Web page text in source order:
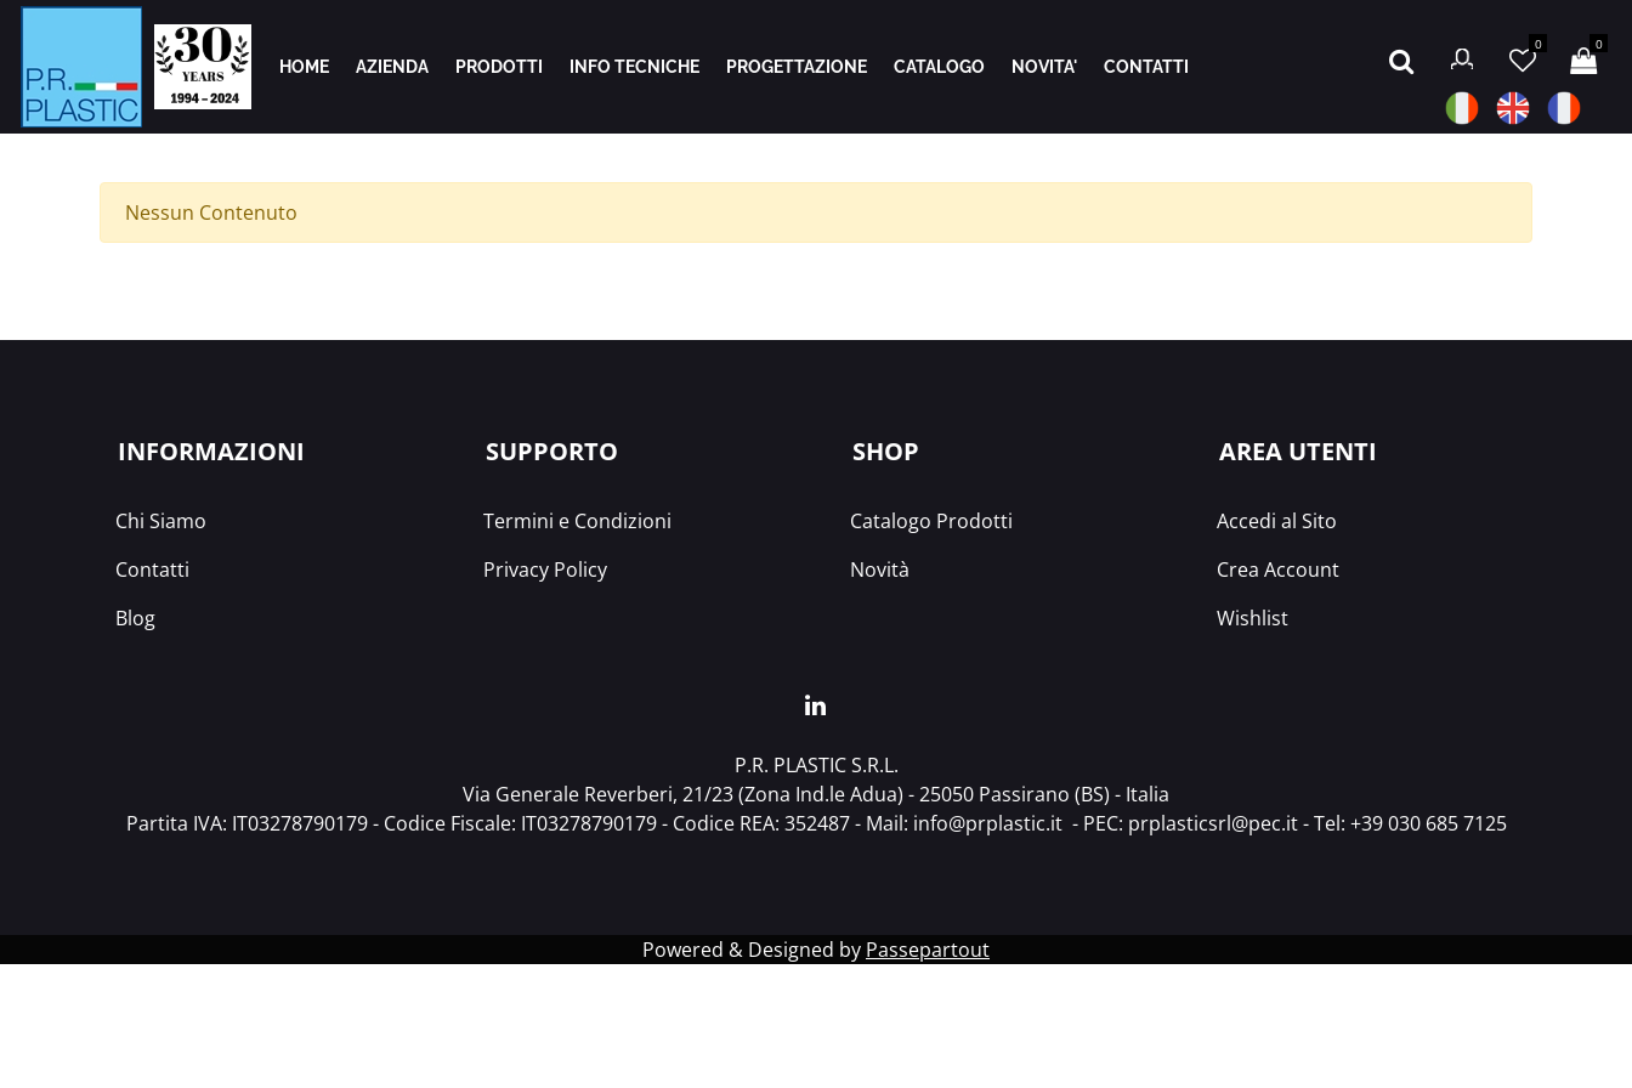
HOME AZIENDA PRODOTTI INFO TECNICHE PROGETTAZIONE CATALOGO NOVITA' CONTATTI
0 0
Nessun Contenuto
INFORMAZIONI
Chi Siamo
Contatti
Blog
SUPPORTO
Termini e Condizioni
Privacy Policy
SHOP
Catalogo Prodotti
Novità
AREA UTENTI
Accedi al Sito
Crea Account
Wishlist
P.R. PLASTIC S.R.L.
Via Generale Reverberi, 21/23 (Zona Ind.le Adua) - 25050 Passirano (BS) - Italia
Partita IVA: IT03278790179 - Codice Fiscale: IT03278790179 - Codice REA: 352487 - Mail: info@prplastic.it- PEC: prplasticsrl@pec.it- Tel: +39 030 685 7125
Powered & Designed by Passepartout